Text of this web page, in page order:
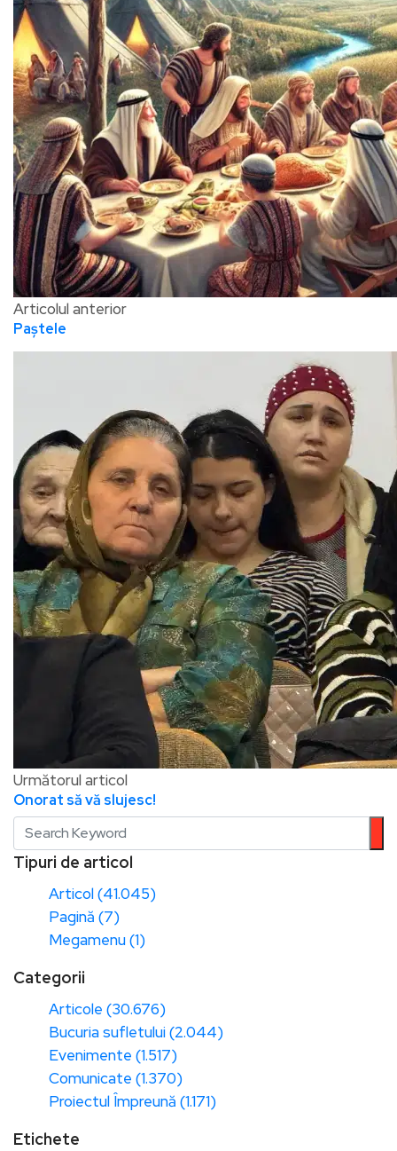
Articolul anterior
Paștele
Următorul articol
Onorat să vă slujesc!
Tipuri de articol
Articol (41.045)
Pagină (7)
Megamenu (1)
Categorii
Articole (30.676)
Bucuria sufletului (2.044)
Evenimente (1.517)
Comunicate (1.370)
Proiectul Împreună (1.171)
Etichete